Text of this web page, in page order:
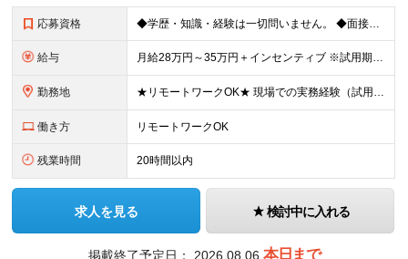
応募資格 ◆学歴・知識・経験は一切問いません。 ◆面接は「履歴書」「実務経験」「スーツ」不要。 「意欲」「人柄」重視の採用です。 やる気のある方を広く受け入れ、 努力や結果に報いる組織を作ります。 ミスマッ
給与 月給28万円～35万円＋インセンティブ ※試用期間6ヶ月（契約社員）：月給23万円 ※時間外手当は別途全額支給します ◎給与にプラスしてもらえる手当・インセンティブ ■通勤費(規定あり) ■業績手
勤務地 ★リモートワークOK★ 現場での実務経験（試用期間含む）12ヶ月後、基準を満たした方は リモート勤務が可能です！ ※成果状況に応じて出社勤務へ変更となる場合があります。 【本社】 東京都中央区銀座1
働き方 リモートワークOK
残業時間 20時間以内
求人を見る 検討中に入れる
掲載終了予定日： 2026.08.06 本日まで